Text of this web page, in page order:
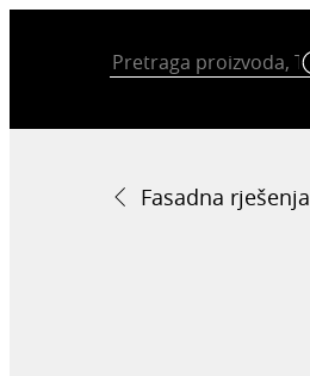
Fasadna rješenja